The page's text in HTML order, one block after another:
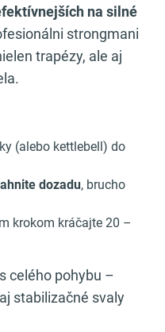
na silné
strongmani
trapézy, ale aj
(alebo kettlebell) do
dozadu, brucho
krokom kráčajte 20 –
celého pohybu –
stabilizačné svaly